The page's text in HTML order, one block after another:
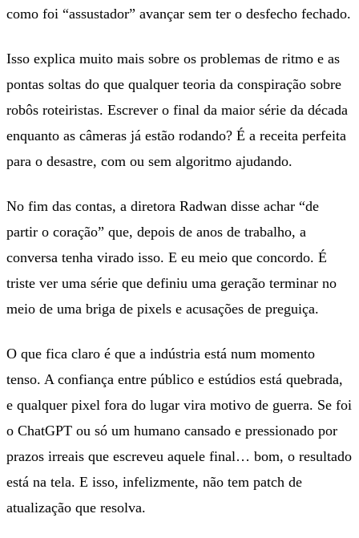
como foi “assustador” avançar sem ter o desfecho fechado.
Isso explica muito mais sobre os problemas de ritmo e as
pontas soltas do que qualquer teoria da conspiração sobre
robôs roteiristas. Escrever o final da maior série da década
enquanto as câmeras já estão rodando? É a receita perfeita
para o desastre, com ou sem algoritmo ajudando.
No fim das contas, a diretora Radwan disse achar “de
partir o coração” que, depois de anos de trabalho, a
conversa tenha virado isso. E eu meio que concordo. É
triste ver uma série que definiu uma geração terminar no
meio de uma briga de pixels e acusações de preguiça.
O que fica claro é que a indústria está num momento
tenso. A confiança entre público e estúdios está quebrada,
e qualquer pixel fora do lugar vira motivo de guerra. Se foi
o ChatGPT ou só um humano cansado e pressionado por
prazos irreais que escreveu aquele final… bom, o resultado
está na tela. E isso, infelizmente, não tem patch de
atualização que resolva.